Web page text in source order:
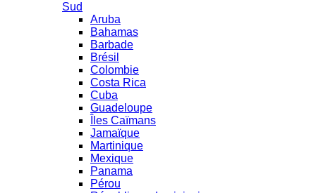
Sud
Aruba
Bahamas
Barbade
Brésil
Colombie
Costa Rica
Cuba
Guadeloupe
Îles Caïmans
Jamaïque
Martinique
Mexique
Panama
Pérou